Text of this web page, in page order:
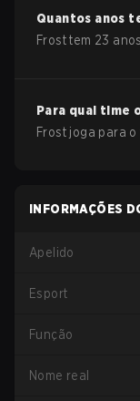
Quantos anos
Frosttem 23 anos.
Para qual time
Frost joga para o
INFORMAÇÕES
Apelido
Esport
Função
Nome real